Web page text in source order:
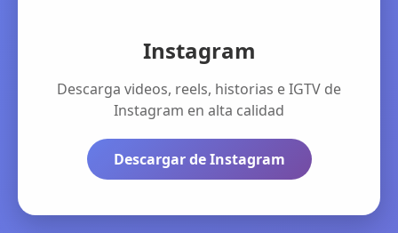
Instagram
Descarga videos, reels, historias e IGTV de
Instagram en alta calidad
Descargar de Instagram